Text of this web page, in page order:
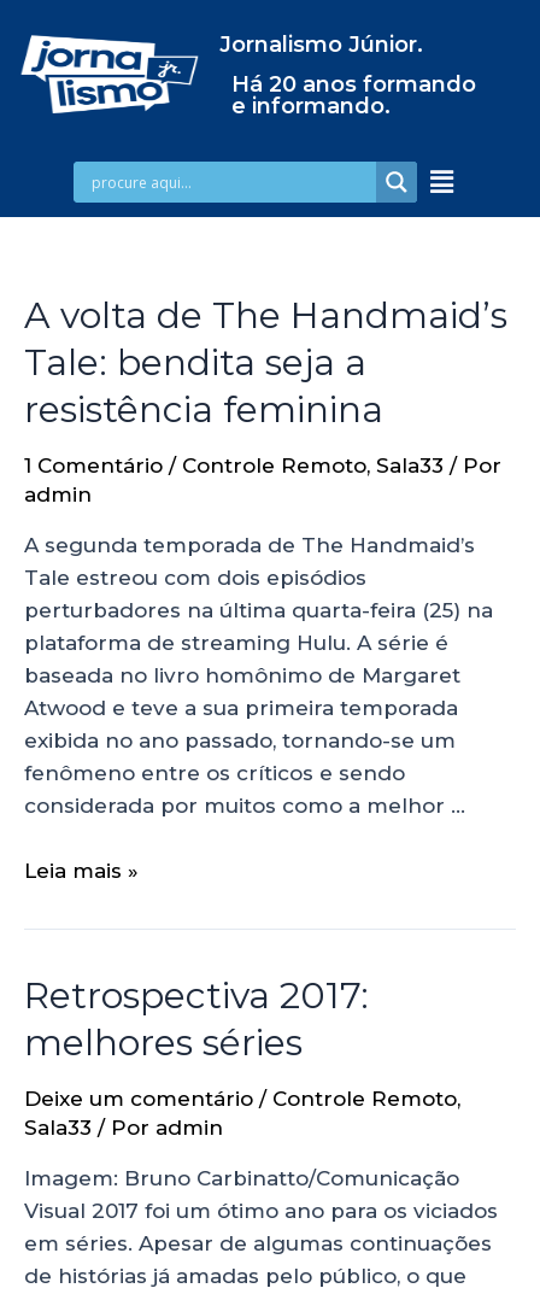
Jornalismo Júnior.
Há 20 anos formando
e informando.
A volta de The Handmaid’s
Tale: bendita seja a
resistência feminina
1 Comentário / Controle Remoto, Sala33 / Por
admin
A segunda temporada de The Handmaid’s
Tale estreou com dois episódios
perturbadores na última quarta-feira (25) na
plataforma de streaming Hulu. A série é
baseada no livro homônimo de Margaret
Atwood e teve a sua primeira temporada
exibida no ano passado, tornando-se um
fenômeno entre os críticos e sendo
considerada por muitos como a melhor …
Leia mais »
Retrospectiva 2017:
melhores séries
Deixe um comentário / Controle Remoto,
Sala33 / Por admin
Imagem: Bruno Carbinatto/Comunicação
Visual 2017 foi um ótimo ano para os viciados
em séries. Apesar de algumas continuações
de histórias já amadas pelo público, o que